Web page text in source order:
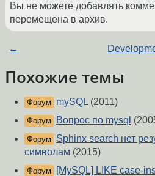
Вы не можете добавлять
перемещена в архив.
←
Похожие темы
Форум mySQL (2011)
Форум Вопрос по mysql
Форум
Sphinx search нет
символам (2015)
Форум [MySQL] LIKE case-